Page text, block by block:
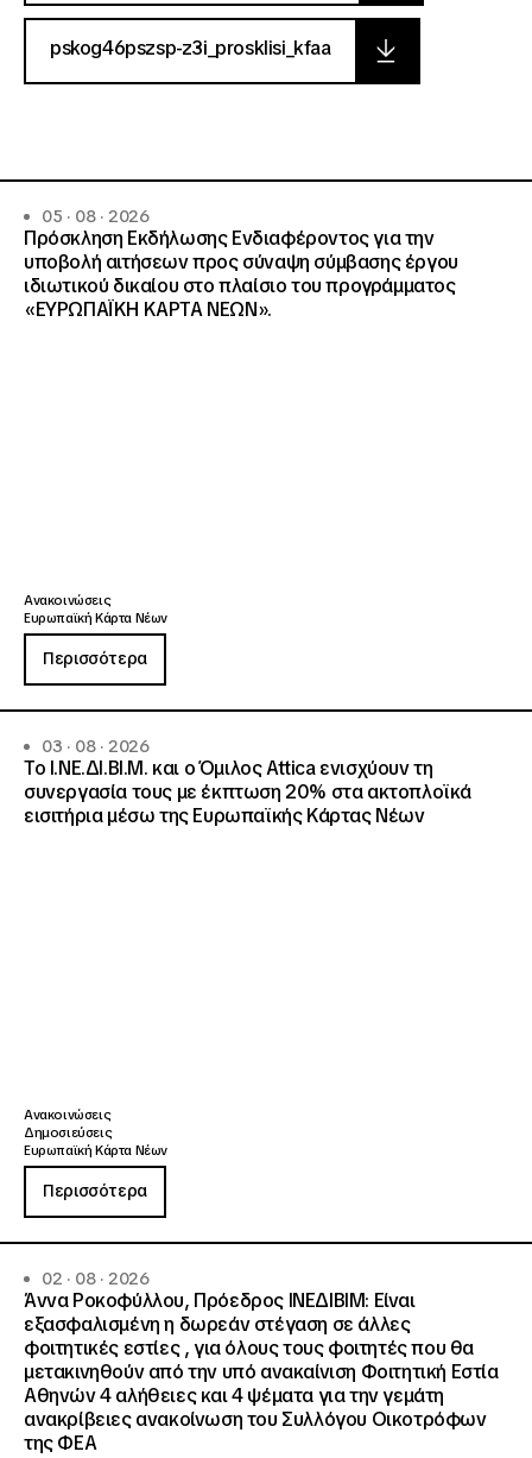
pskog46pszsp-z3i_prosklisi_kfaa
05 · 08 · 2026
Πρόσκληση Εκδήλωσης Ενδιαφέροντος για την
υποβολή αιτήσεων προς σύναψη σύμβασης έργου
ιδιωτικού δικαίου στο πλαίσιο του προγράμματος
«ΕΥΡΩΠΑΪΚΗ ΚΑΡΤΑ ΝΕΩΝ».
Ανακοινώσεις
Ευρωπαϊκή Κάρτα Νέων
Περισσότερα
03 · 08 · 2026
Το Ι.ΝΕ.ΔΙ.ΒΙ.Μ. και o Όμιλος Attica ενισχύουν τη
συνεργασία τους με έκπτωση 20% στα ακτοπλοϊκά
εισιτήρια μέσω της Ευρωπαϊκής Κάρτας Νέων
Ανακοινώσεις
Δημοσιεύσεις
Ευρωπαϊκή Κάρτα Νέων
Περισσότερα
02 · 08 · 2026
Άννα Ροκοφύλλου, Πρόεδρος ΙΝΕΔΙΒΙΜ: Είναι
εξασφαλισμένη η δωρεάν στέγαση σε άλλες
φοιτητικές εστίες , για όλους τους φοιτητές που θα
μετακινηθούν από την υπό ανακαίνιση Φοιτητική Εστία
Αθηνών 4 αλήθειες και 4 ψέματα για την γεμάτη
ανακρίβειες ανακοίνωση του Συλλόγου Οικοτρόφων
της ΦΕΑ